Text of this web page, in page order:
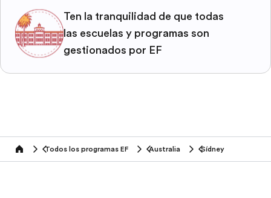
Ten la tranquilidad de que todas
las escuelas y programas son
gestionados por EF
home Todos los programas EF Australia Sídney